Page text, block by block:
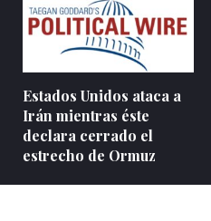
Estados Unidos ataca a
Irán mientras éste
declara cerrado el
estrecho de Ormuz